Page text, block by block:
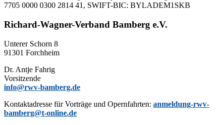
7705 0000 0300 2814 41, SWIFT-BIC: BYLADEM1SKB
Richard-Wagner-Verband Bamberg e.V.
Un­te­rer Schorn 8
91301 Forchheim
Dr. Ant­je Fahrig
Vorsitzende
info@rwv-bamberg.de
Kon­takt­adres­se für Vor­trä­ge und Opern­fahr­ten: anmeldung-rwv-
bamberg@t-online.de